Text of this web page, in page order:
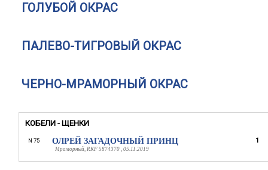
ГОЛУБОЙ ОКРАС
ПАЛЕВО-ТИГРОВЫЙ ОКРАС
ЧЕРНО-МРАМОРНЫЙ ОКРАС
КОБЕЛИ - ЩЕНКИ
N 75 ОЛРЕЙ ЗАГАДОЧНЫЙ ПРИНЦ
Мраморный, RKF 5874370 , 05.11.2019
1